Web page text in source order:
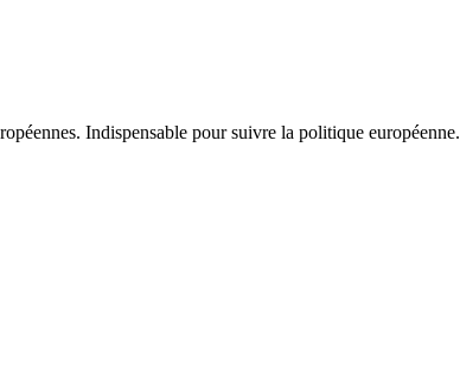
Indispensable pour suivre la politique européenne.